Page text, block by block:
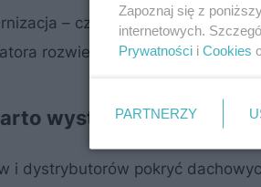
– czy to inwestycja w
rozwiewa wątpliwości
wystawiać się na
i dystrybutorów pokryć
Zapoznaj się z
internetowych.
Prywatności i Cookies
PARTNERZY